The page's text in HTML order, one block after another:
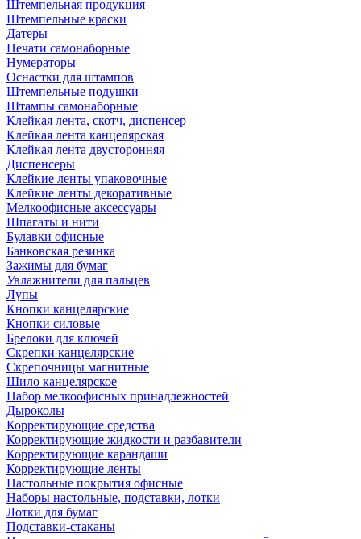
Штемпельная продукция
Штемпельные краски
Датеры
Печати самонаборные
Нумераторы
Оснастки для штампов
Штемпельные подушки
Штампы самонаборные
Клейкая лента, скотч, диспенсер
Клейкая лента канцелярская
Клейкая лента двусторонняя
Диспенсеры
Клейкие ленты упаковочные
Клейкие ленты декоративные
Мелкоофисные аксессуары
Шпагаты и нити
Булавки офисные
Банковская резинка
Зажимы для бумаг
Увлажнители для пальцев
Лупы
Кнопки канцелярские
Кнопки силовые
Брелоки для ключей
Скрепки канцелярские
Скрепочницы магнитные
Шило канцелярское
Набор мелкоофисных принадлежностей
Дыроколы
Корректирующие средства
Корректирующие жидкости и разбавители
Корректирующие карандаши
Корректирующие ленты
Настольные покрытия офисные
Наборы настольные, подставки, лотки
Лотки для бумаг
Подставки-стаканы